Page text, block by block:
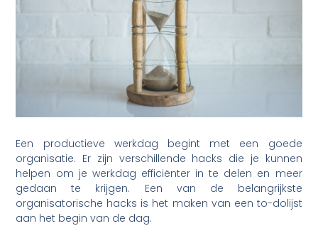
Een productieve werkdag begint met een goede
organisatie. Er zijn verschillende hacks die je kunnen
helpen om je werkdag efficiënter in te delen en meer
gedaan te krijgen. Een van de belangrijkste
organisatorische hacks is het maken van een to-dolijst
aan het begin van de dag.